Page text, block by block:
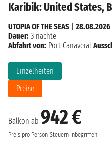
Karibik: United States,
Balkon ab 942 €
Preis pro Person Steuern inbegriffen
Einzelheiten
Preise
UTOPIA OF THE SEAS
28.08.2026
Dauer: 3 nächte
Abfahrt von: Port Canaveral